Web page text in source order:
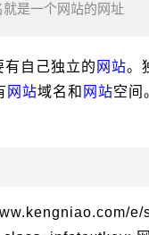
一个网站的网址
有自己独立的 网站。
网站域名和 网站空间